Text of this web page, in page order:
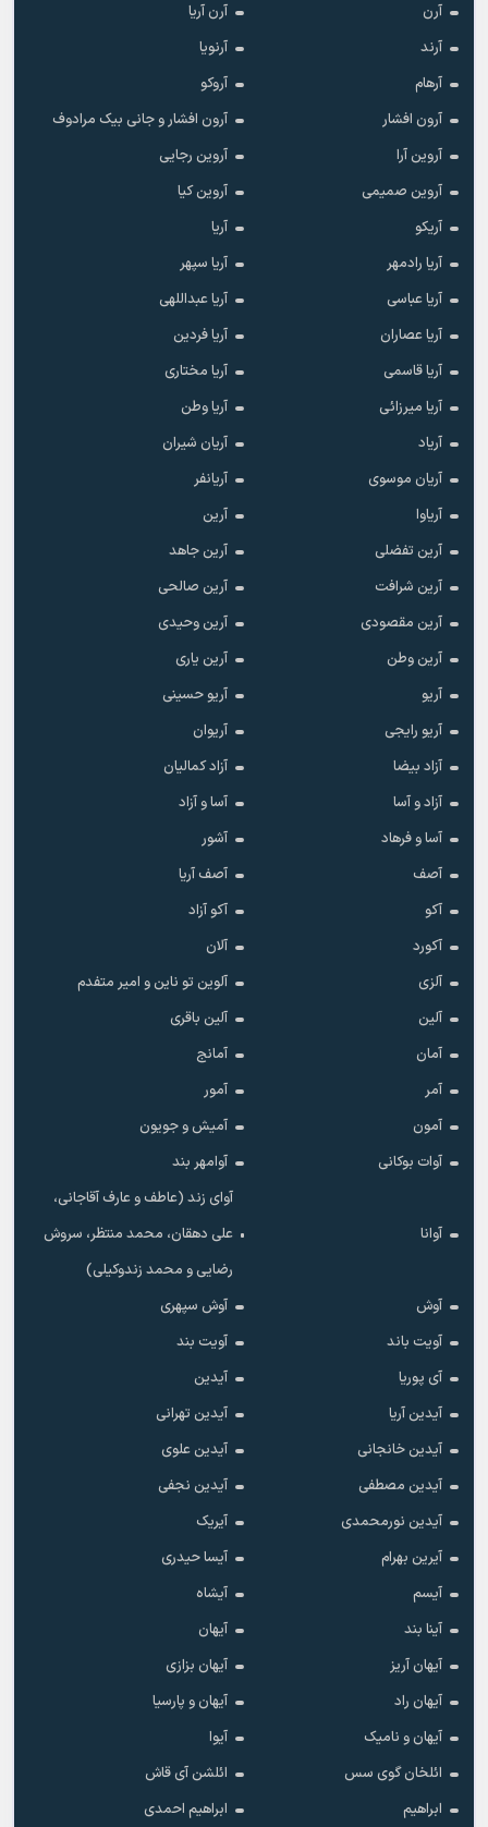
آرن
آرن آریا
آرند
آرنویا
آرهام
آروکو
آرون افشار
آرون افشار و جانی بیک مرادوف
آروین آرا
آروین رجایی
آروین صمیمی
آروین کیا
آریکو
آریا
آریا رادمهر
آریا سپهر
آریا عباسی
آریا عبداللهی
آریا عصاران
آریا فردین
آریا قاسمی
آریا مختاری
آریا میرزائی
آریا وطن
آریاد
آریان شیران
آریان موسوی
آریانفر
آریاوا
آرین
آرین تفضلی
آرین جاهد
آرین شرافت
آرین صالحی
آرین مقصودی
آرین وحیدی
آرین وطن
آرین یاری
آریو
آریو حسینی
آریو رایجی
آریوان
آزاد بیضا
آزاد کمالیان
آزاد و آسا
آسا و آزاد
آسا و فرهاد
آشور
آصف
آصف آریا
آکو
آکو آزاد
آکورد
آلان
آلزی
آلوین تو ناین و امیر متفدم
آلین
آلین باقری
آمان
آمانج
آمر
آمور
آمون
آمیش و جویون
آوات بوکانی
آوامهر بند
آوانا
آوای زند (عاطف و عارف آقاجانی،
علی دهقان، محمد منتظر، سروش
رضایی و محمد زندوکیلی)
آوش
آوش سپهری
آویت باند
آویت بند
آی پوریا
آیدین
آیدین آریا
آیدین تهرانی
آیدین خانجانی
آیدین علوی
آیدین مصطفی
آیدین نجفی
آیدین نورمحمدی
آیریک
آیرین بهرام
آیسا حیدری
آیسم
آیشاه
آینا بند
آیهان
آیهان آریز
آیهان بزازی
آیهان راد
آیهان و پارسیا
آیهان و نامیک
آیوا
ائلخان گوی سس
ائلشن آی قاش
ابراهیم
ابراهیم احمدی